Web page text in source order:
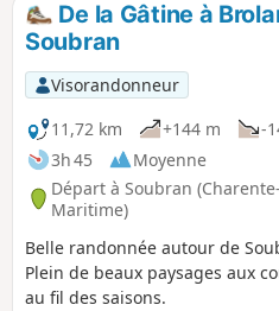
De la Gâtine à
Soubran
Visorandonneur
11,72 km
+144 m
-
3h 45
Moyenne
Départ à Soubran (Charente-
Maritime)
Belle randonnée autour de
Plein de beaux paysages aux
au fil des saisons.